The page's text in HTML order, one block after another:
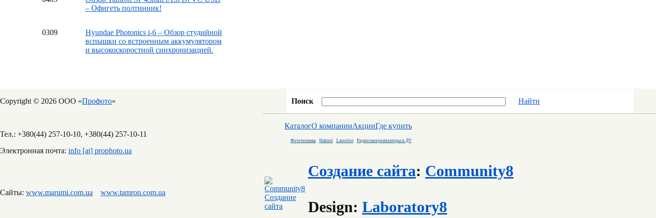
– Офигеть полтинник!
0309
Hyundae Photonics i-6 – Обзор студийной
вспышки со встроенным аккумулятором
и высокоскоростной синхронизацией.
Copyright © 2026 ООО «Профото»
Тел.: +380(44) 257-10-10, +380(44) 257-10-11
Электронная почта: info [at] prophoto.ua
Сайты: www.marumi.com.ua www.tamron.com.ua
Поиск Найти
КаталогО компанииАкцииГде купить
Фототехника Hahnel Lastolite Радиосинхронизаторы и ДУ
Создание сайта: Community8
Design: Laboratory8